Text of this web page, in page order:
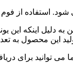
شود. استفاده
دلیل اینکه
این محصول به
می توانید